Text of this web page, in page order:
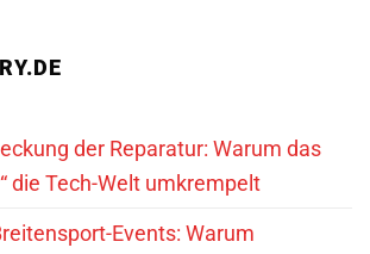
der Reparatur: Warum das
die Tech-Welt umkrempelt
Events: Warum